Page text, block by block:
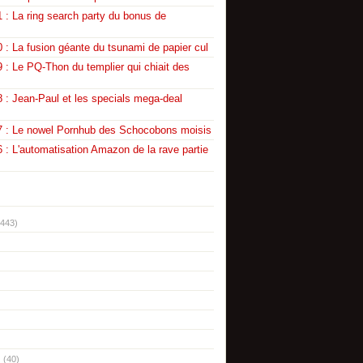
: La ring search party du bonus de
: La fusion géante du tsunami de papier cul
: Le PQ-Thon du templier qui chiait des
: Jean-Paul et les specials mega-deal
: Le nowel Pornhub des Schocobons moisis
: L'automatisation Amazon de la rave partie
(40)